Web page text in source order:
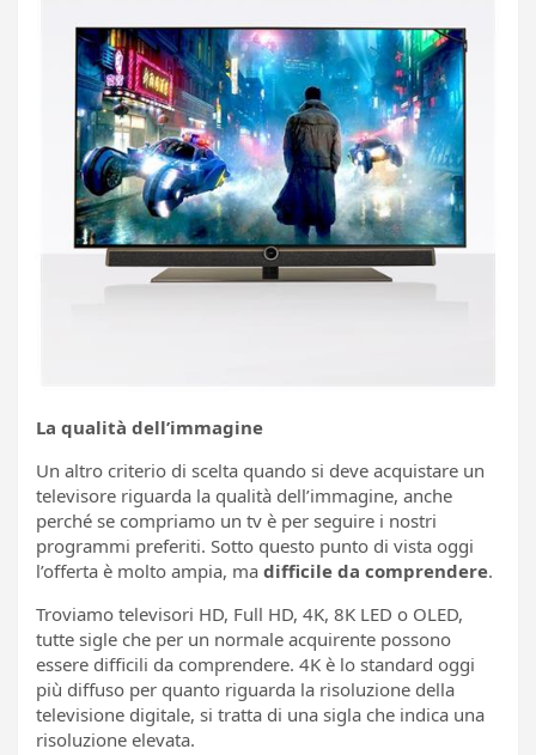
La qualità dell’immagine
Un altro criterio di scelta quando si deve acquistare un
televisore riguarda la qualità dell’immagine, anche
perché se compriamo un tv è per seguire i nostri
programmi preferiti. Sotto questo punto di vista oggi
l’offerta è molto ampia, ma difficile da comprendere.
Troviamo televisori HD, Full HD, 4K, 8K LED o OLED,
tutte sigle che per un normale acquirente possono
essere difficili da comprendere. 4K è lo standard oggi
più diffuso per quanto riguarda la risoluzione della
televisione digitale, si tratta di una sigla che indica una
risoluzione elevata.